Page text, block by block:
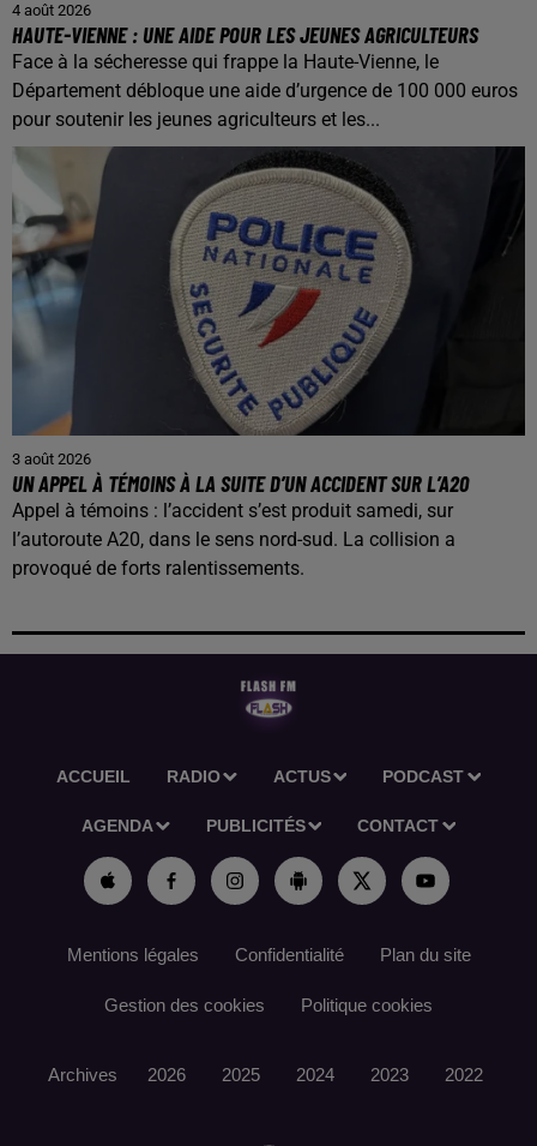
4 août 2026
HAUTE-VIENNE : UNE AIDE POUR LES JEUNES AGRICULTEURS
Face à la sécheresse qui frappe la Haute-Vienne, le
Département débloque une aide d’urgence de 100 000 euros
pour soutenir les jeunes agriculteurs et les...
3 août 2026
UN APPEL À TÉMOINS À LA SUITE D’UN ACCIDENT SUR L’A20
Appel à témoins : l’accident s’est produit samedi, sur
l’autoroute A20, dans le sens nord-sud. La collision a
provoqué de forts ralentissements.
ACCUEIL RADIO ACTUS PODCAST
AGENDA PUBLICITÉS CONTACT
Mentions légales Confidentialité Plan du site
Gestion des cookies Politique cookies
Archives 2026 2025 2024 2023 2022